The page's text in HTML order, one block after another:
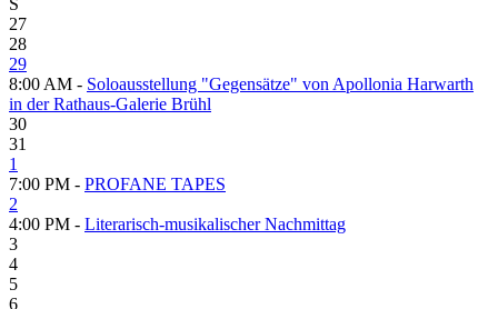
27
28
29
8:00 AM - Soloausstellung "Gegensätze" von Apollonia Harwarth
in der Rathaus-Galerie Brühl
30
31
1
7:00 PM - PROFANE TAPES
2
4:00 PM - Literarisch-musikalischer Nachmittag
3
4
5
6